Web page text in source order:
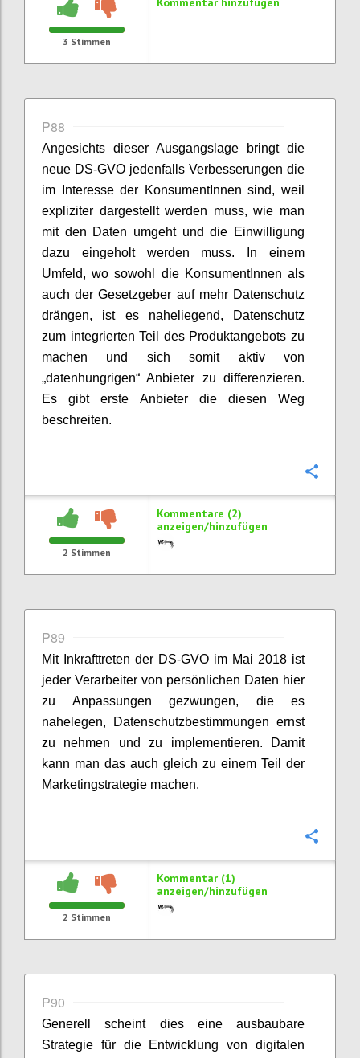
3 Stimmen
P88
Angesichts dieser Ausgangslage bringt die
neue DS-GVO jedenfalls Verbesserungen die
im Interesse der KonsumentInnen sind, weil
expliziter dargestellt werden muss, wie man
mit den Daten umgeht und die Einwilligung
dazu eingeholt werden muss. In einem
Umfeld, wo sowohl die KonsumentInnen als
auch der Gesetzgeber auf mehr Datenschutz
drängen, ist es naheliegend, Datenschutz
zum integrierten Teil des Produktangebots zu
machen und sich somit aktiv von
„datenhungrigen“ Anbieter zu differenzieren.
Es gibt erste Anbieter die diesen Weg
beschreiten.
2 Stimmen
Kommentare (2)
anzeigen/hinzufügen
P89
Mit Inkrafttreten der DS-GVO im Mai 2018 ist
jeder Verarbeiter von persönlichen Daten hier
zu Anpassungen gezwungen, die es
nahelegen, Datenschutzbestimmungen ernst
zu nehmen und zu implementieren. Damit
kann man das auch gleich zu einem Teil der
Marketingstrategie machen.
2 Stimmen
Kommentar (1)
anzeigen/hinzufügen
P90
Generell scheint dies eine ausbaubare
Strategie für die Entwicklung von digitalen